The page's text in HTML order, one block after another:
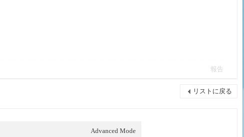
報告
リストに戻る
Advanced Mode